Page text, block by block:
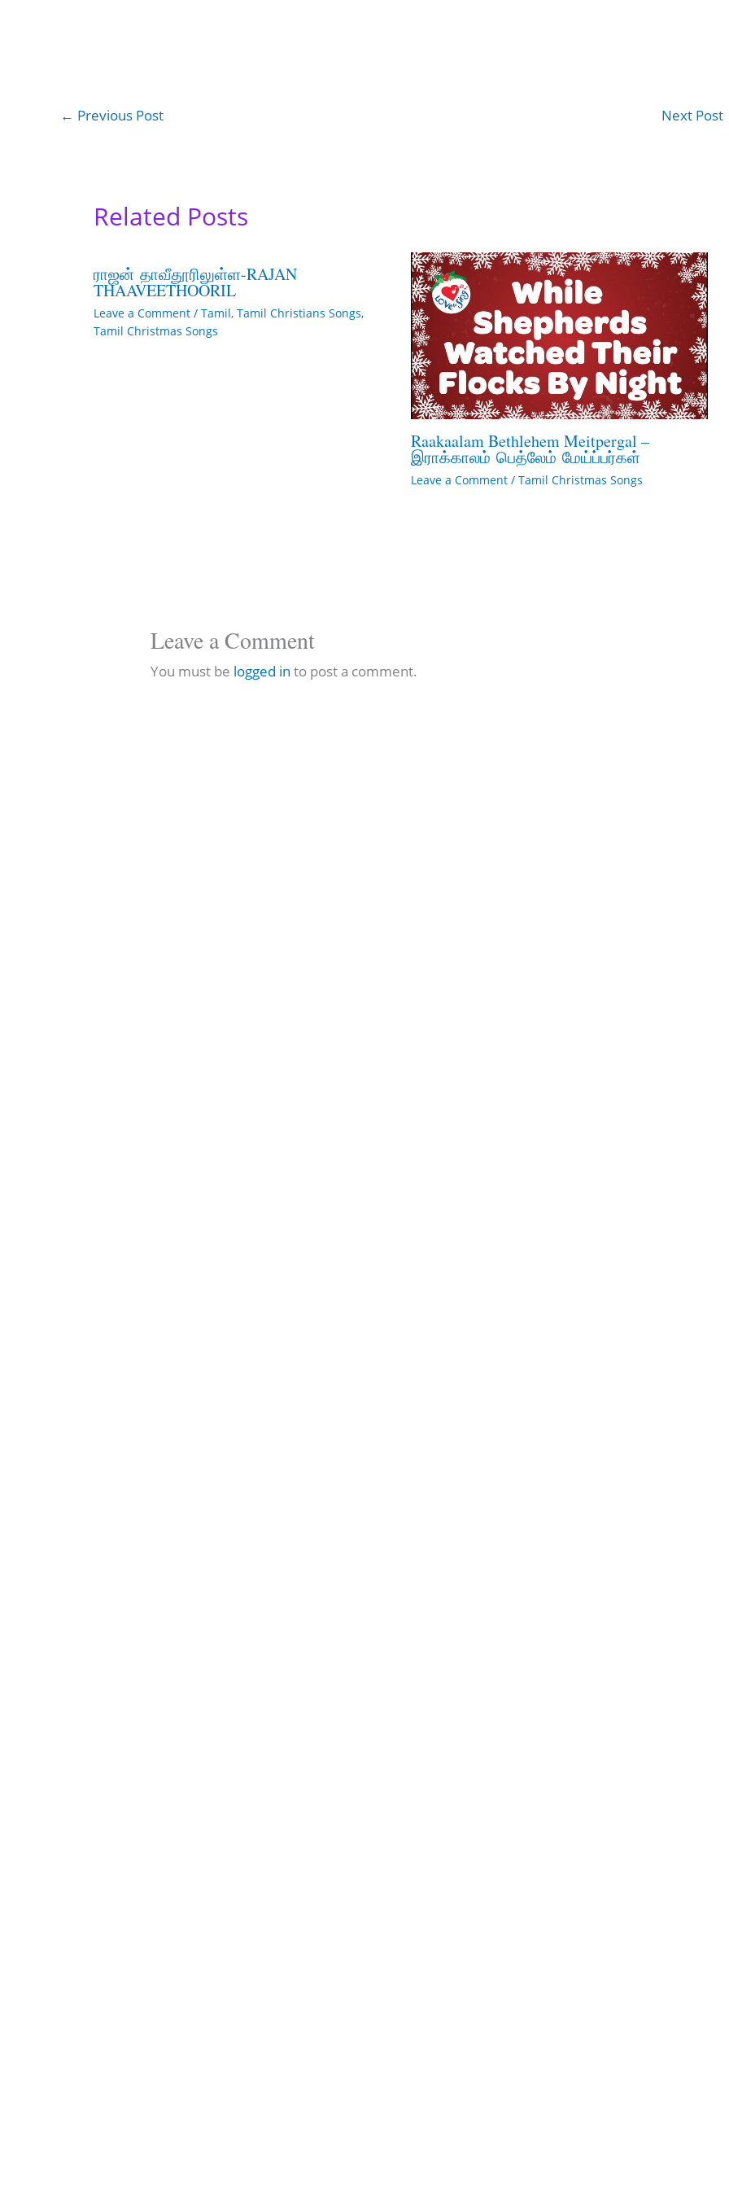
← Previous Post Next Post
Related Posts
ராஜன் தாவீதூரிலுள்ள-RAJAN
THAAVEETHOORIL
Leave a Comment / Tamil, Tamil Christians Songs,
Tamil Christmas Songs
Raakaalam Bethlehem Meitpergal –
இராக்காலம் பெத்லேம் மேய்ப்பர்கள்
Leave a Comment / Tamil Christmas Songs
Leave a Comment
You must be logged in to post a comment.